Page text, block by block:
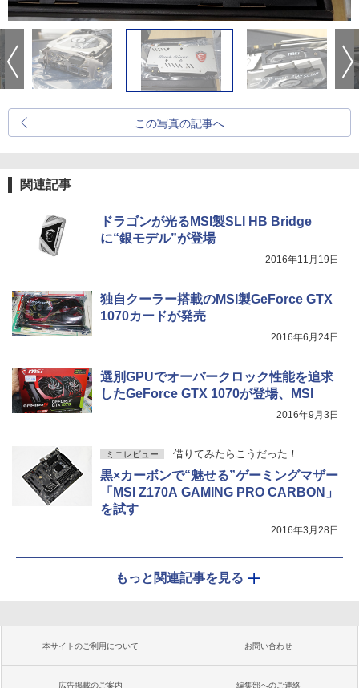
この写真の記事へ
関連記事
ドラゴンが光るMSI製SLI HB Bridge
に“銀モデル”が登場
2016年11月19日
独自クーラー搭載のMSI製GeForce GTX
1070カードが発売
2016年6月24日
選別GPUでオーバークロック性能を追求
したGeForce GTX 1070が登場、MSI
2016年9月3日
ミニレビュー 借りてみたらこうだった！
黒×カーボンで“魅せる”ゲーミングマザー
「MSI Z170A GAMING PRO CARBON」
を試す
2016年3月28日
もっと関連記事を見る
本サイトのご利用について お問い合わせ
広告掲載のご案内 編集部へのご連絡